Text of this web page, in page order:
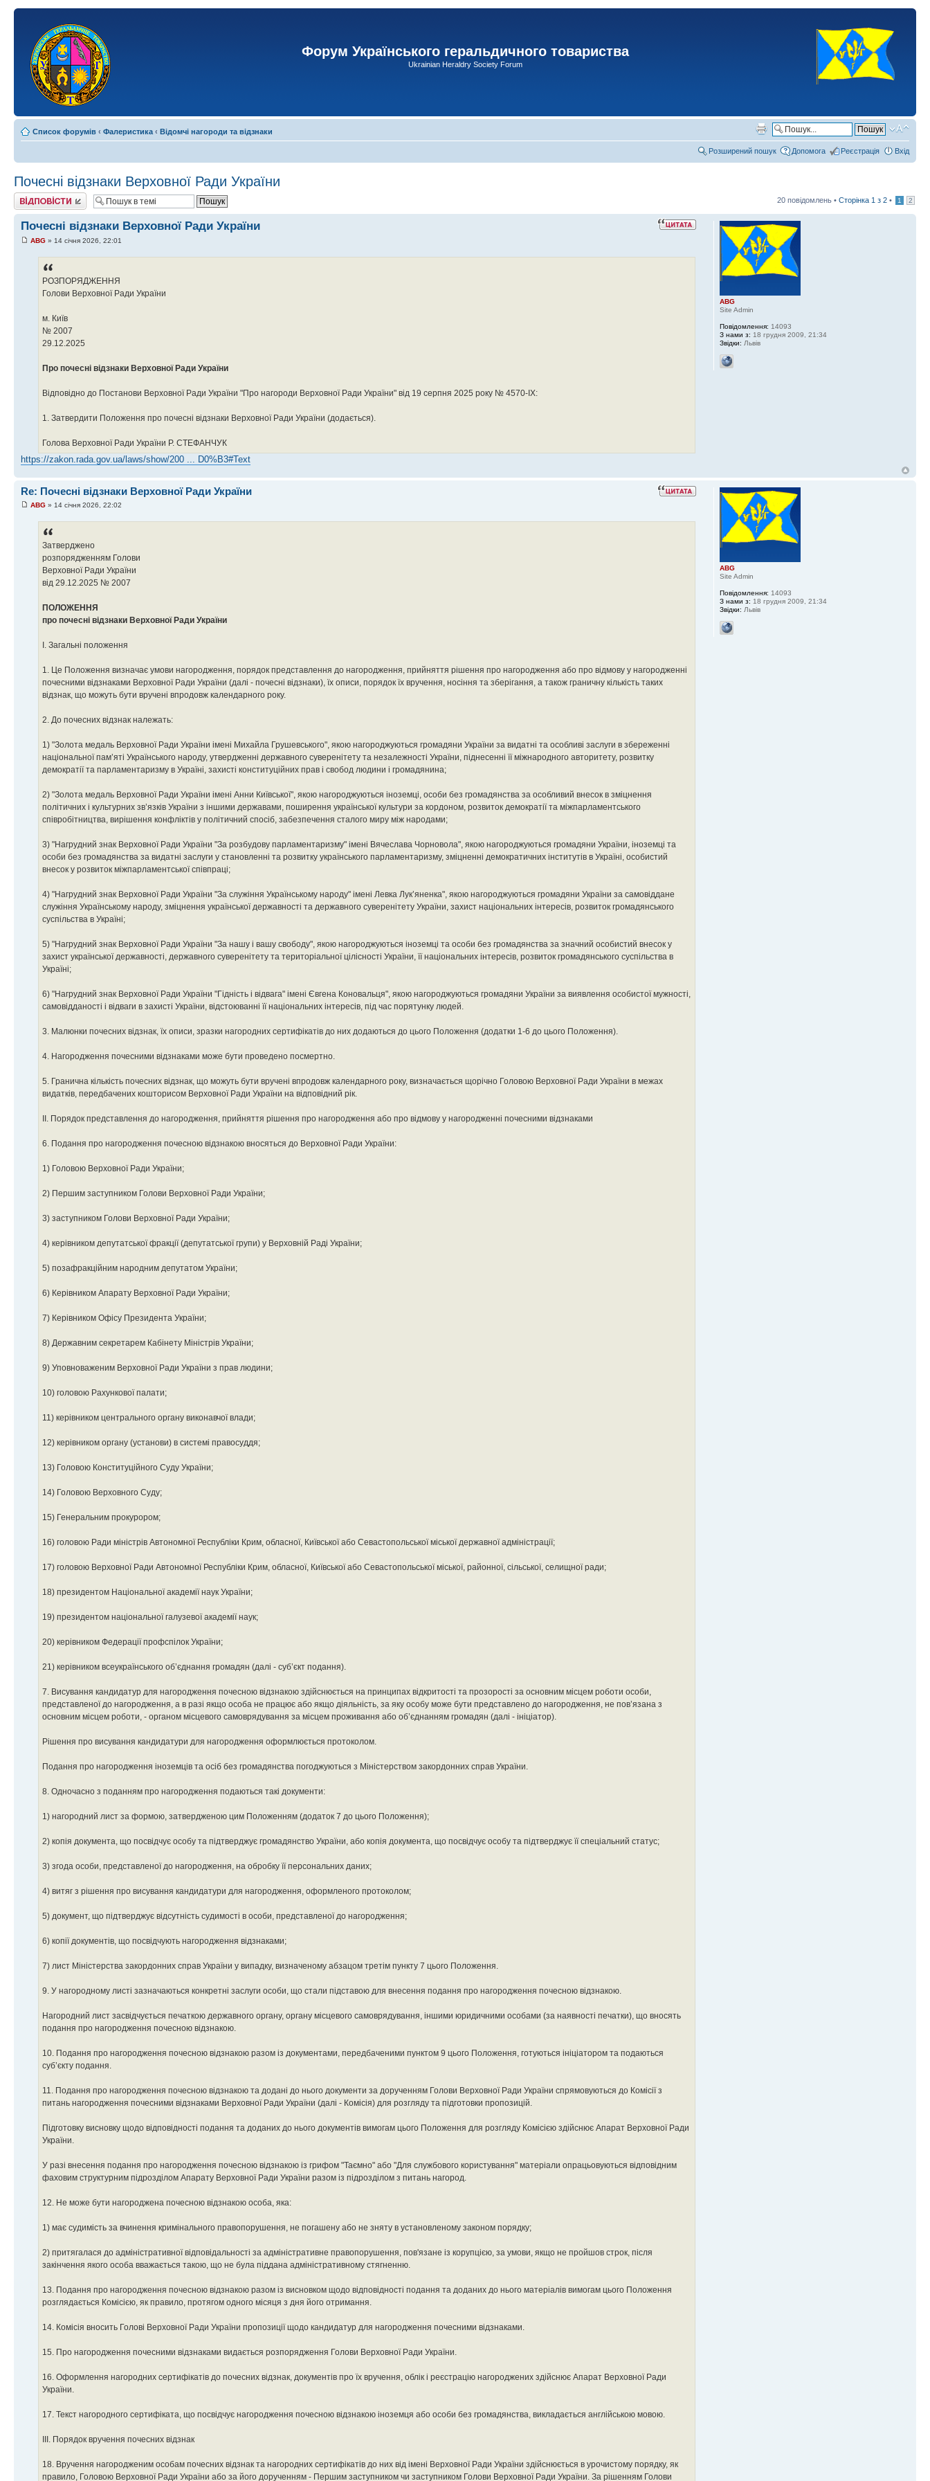
Форум Українського геральдичного товариства
Ukrainian Heraldry Society Forum
Список форумів ‹ Фалеристика ‹ Відомчі нагороди та відзнаки
Розширений пошук Допомога Реєстрація Вхід
Почесні відзнаки Верховної Ради України
Відповісти 20 повідомлень • Сторінка 1 з 2 • 1 2
Почесні відзнаки Верховної Ради України
ABG » 14 січня 2026, 22:01
РОЗПОРЯДЖЕННЯ
Голови Верховної Ради України
м. Київ
№ 2007
29.12.2025
Про почесні відзнаки Верховної Ради України
Відповідно до Постанови Верховної Ради України "Про нагороди Верховної Ради України" від 19 серпня 2025 року № 4570-IX:
1. Затвердити Положення про почесні відзнаки Верховної Ради України (додається).
Голова Верховної Ради України Р. СТЕФАНЧУК
https://zakon.rada.gov.ua/laws/show/200 ... D0%B3#Text
ABG
Site Admin
Повідомлення: 14093
З нами з: 18 грудня 2009, 21:34
Звідки: Львів
Re: Почесні відзнаки Верховної Ради України
ABG » 14 січня 2026, 22:02
Затверджено
розпорядженням Голови
Верховної Ради України
від 29.12.2025 № 2007
ПОЛОЖЕННЯ
про почесні відзнаки Верховної Ради України
I. Загальні положення
1. Це Положення визначає умови нагородження, порядок представлення до нагородження, прийняття рішення про нагородження або про відмову у нагородженні
почесними відзнаками Верховної Ради України (далі - почесні відзнаки), їх описи, порядок їх вручення, носіння та зберігання, а також граничну кількість таких
відзнак, що можуть бути вручені впродовж календарного року.
2. До почесних відзнак належать:
1) "Золота медаль Верховної Ради України імені Михайла Грушевського", якою нагороджуються громадяни України за видатні та особливі заслуги в збереженні
національної пам’яті Українського народу, утвердженні державного суверенітету та незалежності України, піднесенні її міжнародного авторитету, розвитку
демократії та парламентаризму в Україні, захисті конституційних прав і свобод людини і громадянина;
2) "Золота медаль Верховної Ради України імені Анни Київської", якою нагороджуються іноземці, особи без громадянства за особливий внесок в зміцнення
політичних і культурних зв’язків України з іншими державами, поширення української культури за кордоном, розвиток демократії та міжпарламентського
співробітництва, вирішення конфліктів у політичний спосіб, забезпечення сталого миру між народами;
3) "Нагрудний знак Верховної Ради України "За розбудову парламентаризму" імені Вячеслава Чорновола", якою нагороджуються громадяни України, іноземці та
особи без громадянства за видатні заслуги у становленні та розвитку українського парламентаризму, зміцненні демократичних інститутів в Україні, особистий
внесок у розвиток міжпарламентської співпраці;
4) "Нагрудний знак Верховної Ради України "За служіння Українському народу" імені Левка Лук’яненка", якою нагороджуються громадяни України за самовіддане
служіння Українському народу, зміцнення української державності та державного суверенітету України, захист національних інтересів, розвиток громадянського
суспільства в Україні;
5) "Нагрудний знак Верховної Ради України "За нашу і вашу свободу", якою нагороджуються іноземці та особи без громадянства за значний особистий внесок у
захист української державності, державного суверенітету та територіальної цілісності України, її національних інтересів, розвиток громадянського суспільства в
Україні;
6) "Нагрудний знак Верховної Ради України "Гідність і відвага" імені Євгена Коновальця", якою нагороджуються громадяни України за виявлення особистої мужності,
самовідданості і відваги в захисті України, відстоюванні її національних інтересів, під час порятунку людей.
3. Малюнки почесних відзнак, їх описи, зразки нагородних сертифікатів до них додаються до цього Положення (додатки 1-6 до цього Положення).
4. Нагородження почесними відзнаками може бути проведено посмертно.
5. Гранична кількість почесних відзнак, що можуть бути вручені впродовж календарного року, визначається щорічно Головою Верховної Ради України в межах
видатків, передбачених кошторисом Верховної Ради України на відповідний рік.
II. Порядок представлення до нагородження, прийняття рішення про нагородження або про відмову у нагородженні почесними відзнаками
6. Подання про нагородження почесною відзнакою вносяться до Верховної Ради України:
1) Головою Верховної Ради України;
2) Першим заступником Голови Верховної Ради України;
3) заступником Голови Верховної Ради України;
4) керівником депутатської фракції (депутатської групи) у Верховній Раді України;
5) позафракційним народним депутатом України;
6) Керівником Апарату Верховної Ради України;
7) Керівником Офісу Президента України;
8) Державним секретарем Кабінету Міністрів України;
9) Уповноваженим Верховної Ради України з прав людини;
10) головою Рахункової палати;
11) керівником центрального органу виконавчої влади;
12) керівником органу (установи) в системі правосуддя;
13) Головою Конституційного Суду України;
14) Головою Верховного Суду;
15) Генеральним прокурором;
16) головою Ради міністрів Автономної Республіки Крим, обласної, Київської або Севастопольської міської державної адміністрації;
17) головою Верховної Ради Автономної Республіки Крим, обласної, Київської або Севастопольської міської, районної, сільської, селищної ради;
18) президентом Національної академії наук України;
19) президентом національної галузевої академії наук;
20) керівником Федерації профспілок України;
21) керівником всеукраїнського об’єднання громадян (далі - суб’єкт подання).
7. Висування кандидатур для нагородження почесною відзнакою здійснюється на принципах відкритості та прозорості за основним місцем роботи особи,
представленої до нагородження, а в разі якщо особа не працює або якщо діяльність, за яку особу може бути представлено до нагородження, не пов’язана з
основним місцем роботи, - органом місцевого самоврядування за місцем проживання або об’єднанням громадян (далі - ініціатор).
Рішення про висування кандидатури для нагородження оформлюється протоколом.
Подання про нагородження іноземців та осіб без громадянства погоджуються з Міністерством закордонних справ України.
8. Одночасно з поданням про нагородження подаються такі документи:
1) нагородний лист за формою, затвердженою цим Положенням (додаток 7 до цього Положення);
2) копія документа, що посвідчує особу та підтверджує громадянство України, або копія документа, що посвідчує особу та підтверджує її спеціальний статус;
3) згода особи, представленої до нагородження, на обробку її персональних даних;
4) витяг з рішення про висування кандидатури для нагородження, оформленого протоколом;
5) документ, що підтверджує відсутність судимості в особи, представленої до нагородження;
6) копії документів, що посвідчують нагородження відзнаками;
7) лист Міністерства закордонних справ України у випадку, визначеному абзацом третім пункту 7 цього Положення.
9. У нагородному листі зазначаються конкретні заслуги особи, що стали підставою для внесення подання про нагородження почесною відзнакою.
Нагородний лист засвідчується печаткою державного органу, органу місцевого самоврядування, іншими юридичними особами (за наявності печатки), що вносять
подання про нагородження почесною відзнакою.
10. Подання про нагородження почесною відзнакою разом із документами, передбаченими пунктом 9 цього Положення, готуються ініціатором та подаються
суб’єкту подання.
11. Подання про нагородження почесною відзнакою та додані до нього документи за дорученням Голови Верховної Ради України спрямовуються до Комісії з
питань нагородження почесними відзнаками Верховної Ради України (далі - Комісія) для розгляду та підготовки пропозицій.
Підготовку висновку щодо відповідності подання та доданих до нього документів вимогам цього Положення для розгляду Комісією здійснює Апарат Верховної Ради
України.
У разі внесення подання про нагородження почесною відзнакою із грифом "Таємно" або "Для службового користування" матеріали опрацьовуються відповідним
фаховим структурним підрозділом Апарату Верховної Ради України разом із підрозділом з питань нагород.
12. Не може бути нагороджена почесною відзнакою особа, яка:
1) має судимість за вчинення кримінального правопорушення, не погашену або не зняту в установленому законом порядку;
2) притягалася до адміністративної відповідальності за адміністративне правопорушення, пов'язане із корупцією, за умови, якщо не пройшов строк, після
закінчення якого особа вважається такою, що не була піддана адміністративному стягненню.
13. Подання про нагородження почесною відзнакою разом із висновком щодо відповідності подання та доданих до нього матеріалів вимогам цього Положення
розглядається Комісією, як правило, протягом одного місяця з дня його отримання.
14. Комісія вносить Голові Верховної Ради України пропозиції щодо кандидатур для нагородження почесними відзнаками.
15. Про нагородження почесними відзнаками видається розпорядження Голови Верховної Ради України.
16. Оформлення нагородних сертифікатів до почесних відзнак, документів про їх вручення, облік і реєстрацію нагороджених здійснює Апарат Верховної Ради
України.
17. Текст нагородного сертифіката, що посвідчує нагородження почесною відзнакою іноземця або особи без громадянства, викладається англійською мовою.
III. Порядок вручення почесних відзнак
18. Вручення нагородженим особам почесних відзнак та нагородних сертифікатів до них від імені Верховної Ради України здійснюється в урочистому порядку, як
правило, Головою Верховної Ради України або за його дорученням - Першим заступником чи заступником Голови Верховної Ради України. За рішенням Голови
ABG
Site Admin
Повідомлення: 14093
З нами з: 18 грудня 2009, 21:34
Звідки: Львів